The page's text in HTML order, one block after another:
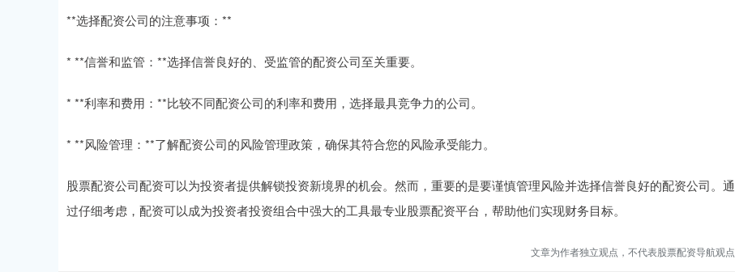
**选择配资公司的注意事项：**
* **信誉和监管：**选择信誉良好的、受监管的配资公司至关重要。
* **利率和费用：**比较不同配资公司的利率和费用，选择最具竞争力的公司。
* **风险管理：**了解配资公司的风险管理政策，确保其符合您的风险承受能力。
股票配资公司配资可以为投资者提供解锁投资新境界的机会。然而，重要的是要谨慎管理风险并选择信誉良好的配资公司。通
过仔细考虑，配资可以成为投资者投资组合中强大的工具最专业股票配资平台，帮助他们实现财务目标。
文章为作者独立观点，不代表股票配资导航观点